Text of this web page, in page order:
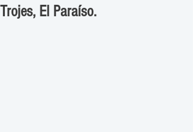
Trojes, El Paraíso.